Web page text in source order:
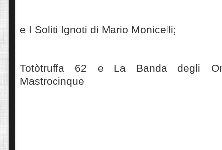
e I Soliti Ignoti di Mario Monicelli;
Totòtruffa 62 e La Banda degli
Mastrocinque